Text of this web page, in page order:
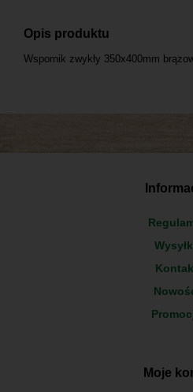
Opis produktu
Wspornik zwykły 350x400mm
Moje